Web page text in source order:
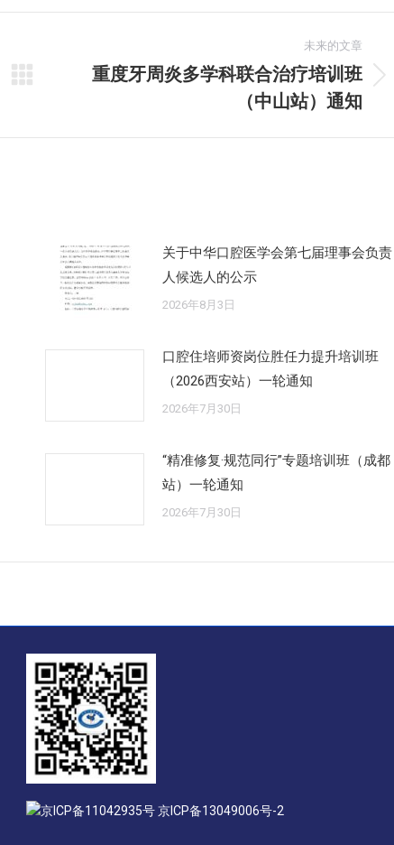
未来的文章
的
重度牙周炎多学科联合治疗培训班
（中山站）通知
关于中华口腔医学会第七届理事会负责
人候选人的公示
2026年8月3日
口腔住培师资岗位胜任力提升培训班
（2026西安站）一轮通知
2026年7月30日
“精准修复·规范同行”专题培训班（成都
站）一轮通知
2026年7月30日
京ICP备11042935号 京ICP备13049006号-2